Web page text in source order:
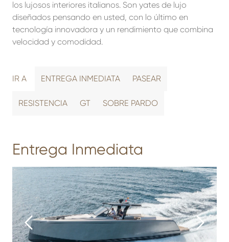
los lujosos interiores italianos. Son yates de lujo
diseñados pensando en usted, con lo último en
tecnología innovadora y un rendimiento que combina
velocidad y comodidad.
IR A ENTREGA INMEDIATA PASEAR
RESISTENCIA GT SOBRE PARDO
Entrega Inmediata